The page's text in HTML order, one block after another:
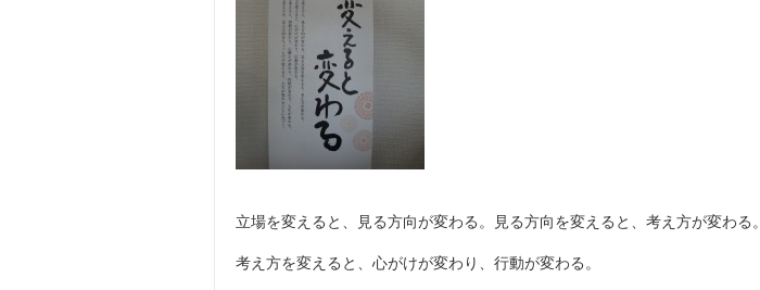
立場を変えると、見る方向が変わる。見る方向を変えると、考え方が変わる。
考え方を変えると、心がけが変わり、行動が変わる。